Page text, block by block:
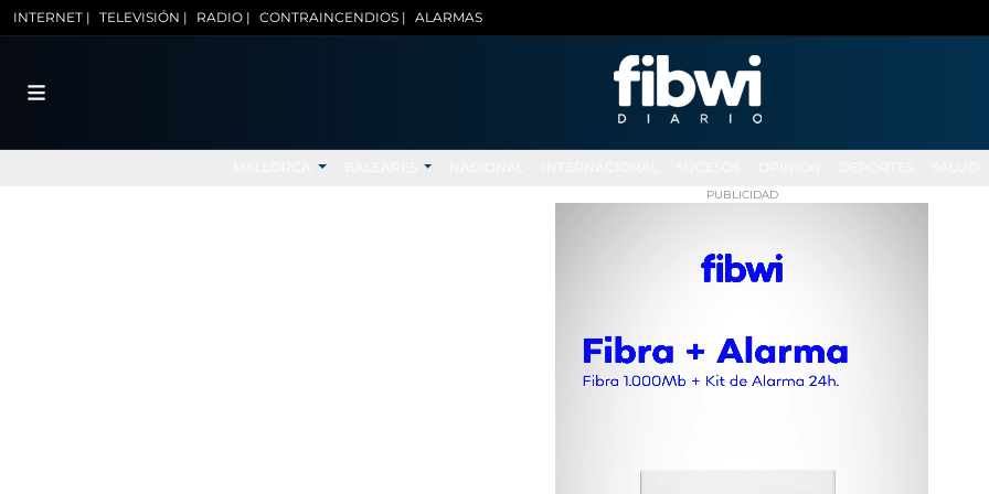
INTERNET | TELEVISIÓN | RADIO | CONTRAINCENDIOS | ALARMAS